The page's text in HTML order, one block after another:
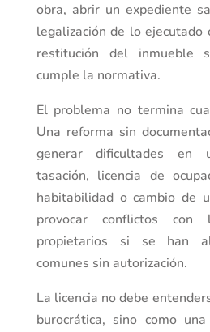
obra, abrir un expediente
legalización de lo ejecutado
restitución del inmueble
cumple la normativa.
El problema no termina
Una reforma sin
generar dificultades en
tasación, licencia de
habitabilidad o cambio de
provocar conflictos con
propietarios si se han
comunes sin autorización.
La licencia no debe
burocrática, sino como